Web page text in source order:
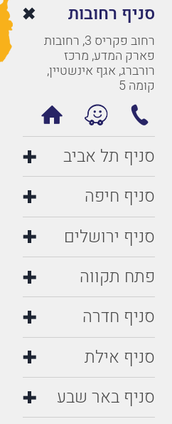
סניף רחובות
רחוב פקריס 3, רחובות
פארק המדע, מרכז
רורברג, אגף אינשטיין,
קומה 5
סניף תל אביב
סניף חיפה
סניף ירושלים
פתח תקווה
סניף חדרה
סניף אילת
סניף באר שבע